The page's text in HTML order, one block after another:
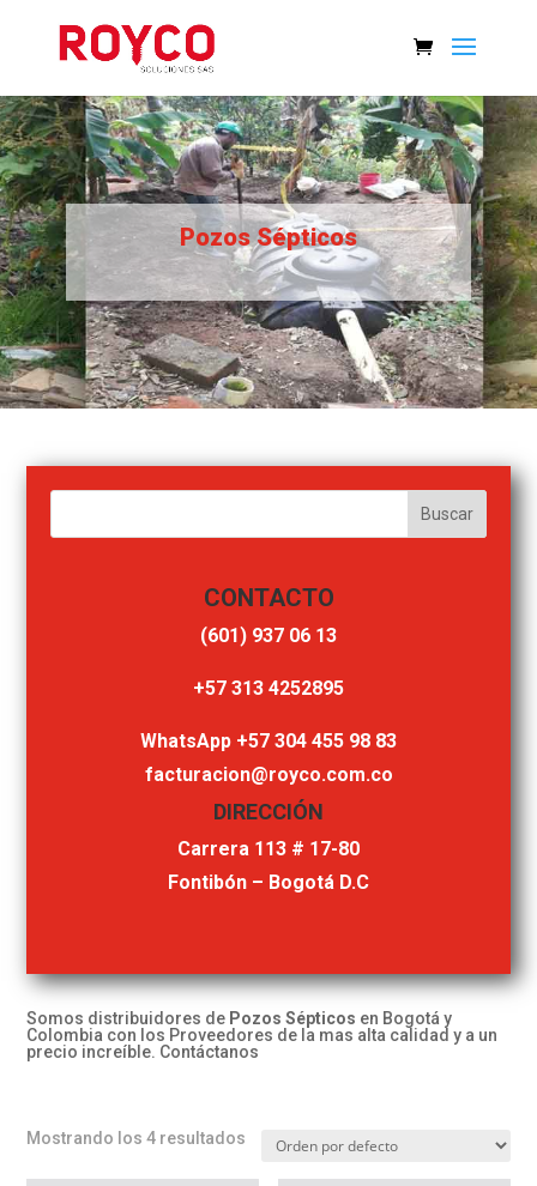
Pozos Sépticos
CONTACTO
‎(601) 937 06 13
‎+57 313 4252895
WhatsApp +57 304 455 98 83
facturacion@royco.com.co
DIRECCIÓN
Carrera 113 # 17-80
Fontibón – Bogotá D.C
Somos distribuidores de Pozos Sépticos en Bogotá y
Colombia con los Proveedores de la mas alta calidad y a un
precio increíble. Contáctanos
Mostrando los 4 resultados